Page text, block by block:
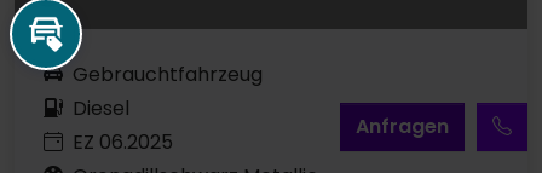
Anfragen
Gebrauchtfahrzeug
Diesel
EZ 06.2025
Inzahlungnahme